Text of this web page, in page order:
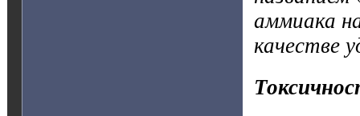
аммиака
качестве